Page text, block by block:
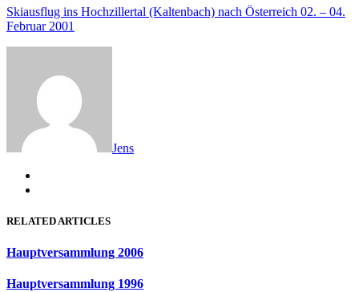
Skiausflug ins Hochzillertal (Kaltenbach) nach Österreich 02. – 04.
Februar 2001
Jens
RELATED ARTICLES
Hauptversammlung 2006
Hauptversammlung 1996